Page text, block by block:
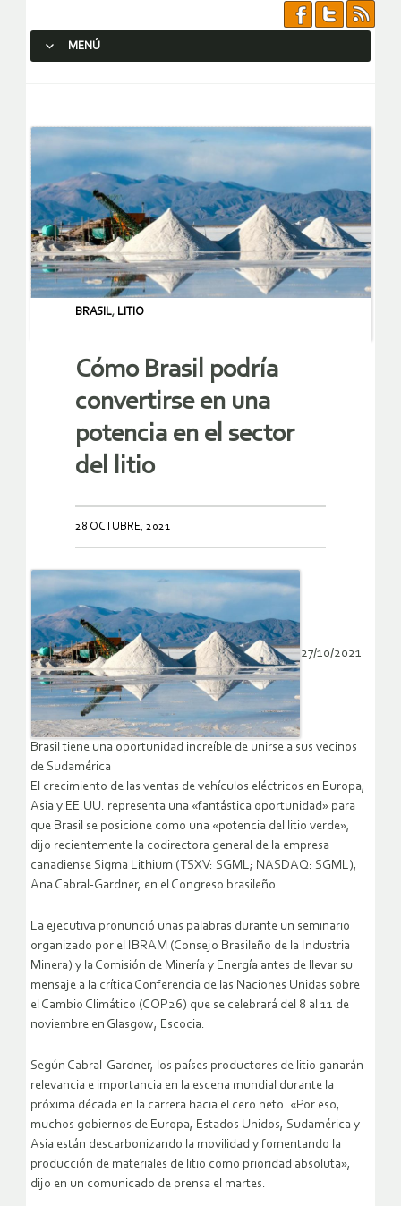
MENÚ
BRASIL, LITIO
Cómo Brasil podría
convertirse en una
potencia en el sector
del litio
28 OCTUBRE, 2021
27/10/2021
Brasil tiene una oportunidad increíble de unirse a sus vecinos
de Sudamérica
El crecimiento de las ventas de vehículos eléctricos en Europa,
Asia y EE.UU. representa una «fantástica oportunidad» para
que Brasil se posicione como una «potencia del litio verde»,
dijo recientemente la codirectora general de la empresa
canadiense Sigma Lithium (TSXV: SGML; NASDAQ: SGML),
Ana Cabral-Gardner, en el Congreso brasileño.
La ejecutiva pronunció unas palabras durante un seminario
organizado por el IBRAM (Consejo Brasileño de la Industria
Minera) y la Comisión de Minería y Energía antes de llevar su
mensaje a la crítica Conferencia de las Naciones Unidas sobre
el Cambio Climático (COP26) que se celebrará del 8 al 11 de
noviembre en Glasgow, Escocia.
Según Cabral-Gardner, los países productores de litio ganarán
relevancia e importancia en la escena mundial durante la
próxima década en la carrera hacia el cero neto. «Por eso,
muchos gobiernos de Europa, Estados Unidos, Sudamérica y
Asia están descarbonizando la movilidad y fomentando la
producción de materiales de litio como prioridad absoluta»,
dijo en un comunicado de prensa el martes.